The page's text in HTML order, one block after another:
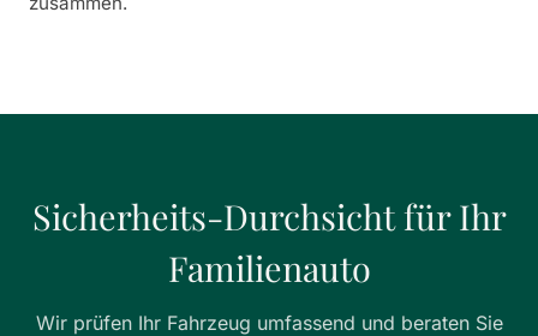
Sicherheits-Durchsicht für Ihr
Familienauto
Wir prüfen Ihr Fahrzeug umfassend und beraten Sie